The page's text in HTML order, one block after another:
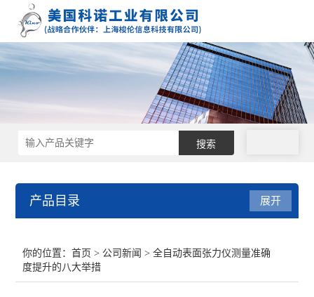
产品目录
表面张力仪
展开
你的位置：首页 > 公司新闻 > 全自动表面张力仪测量准确
度提升的八大举措